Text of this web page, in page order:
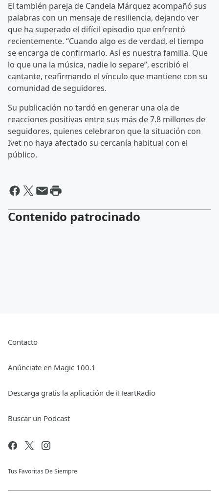
El también pareja de Candela Márquez acompañó sus
palabras con un mensaje de resiliencia, dejando ver
que ha superado el difícil episodio que enfrentó
recientemente. “Cuando algo es de verdad, el tiempo
se encarga de confirmarlo. Así es nuestra familia. Que
lo que una la música, nadie lo separe”, escribió el
cantante, reafirmando el vínculo que mantiene con su
comunidad de seguidores.
Su publicación no tardó en generar una ola de
reacciones positivas entre sus más de 7.8 millones de
seguidores, quienes celebraron que la situación con
Ivet no haya afectado su cercanía habitual con el
público.
Contenido patrocinado
Contacto
Anúnciate en Magic 100.1
Descarga gratis la aplicación de iHeartRadio
Buscar un Podcast
Tus Favoritas De Siempre